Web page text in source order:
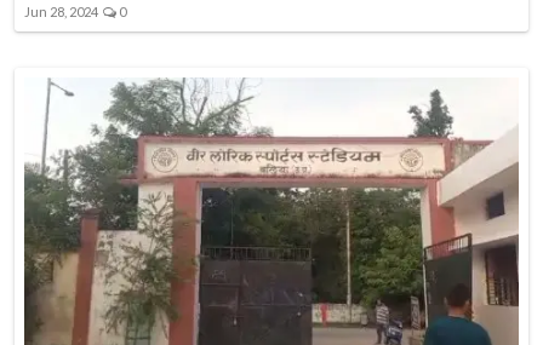
Jun 28, 2024 0